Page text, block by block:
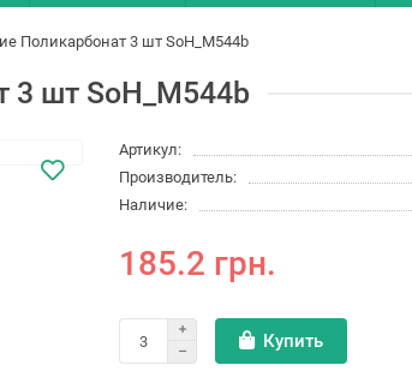
Поликарбонат 3 шт SoH_M544b
3 шт SoH_M544b
Артикул:
Производитель:
Наличие:
185.2 грн.
Купить